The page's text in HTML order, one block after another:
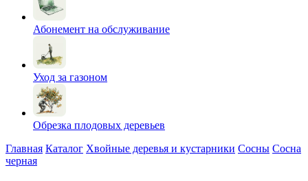
Абонемент на обслуживание
Уход за газоном
Обрезка плодовых деревьев
Главная Каталог Хвойные деревья и кустарники Сосны Сосна
черная